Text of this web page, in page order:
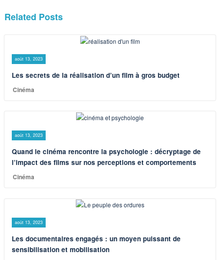
Related Posts
août 13, 2023
Les secrets de la réalisation d’un film à gros budget
Cinéma
août 13, 2023
Quand le cinéma rencontre la psychologie : décryptage de
l’impact des films sur nos perceptions et comportements
Cinéma
août 13, 2023
Les documentaires engagés : un moyen puissant de
sensibilisation et mobilisation